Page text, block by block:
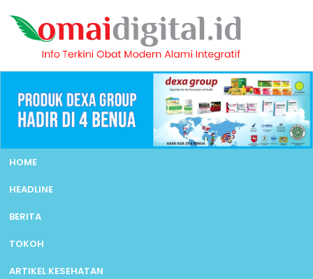
HOME
HEADLINE
BERITA
TOKOH
ARTIKEL KESEHATAN